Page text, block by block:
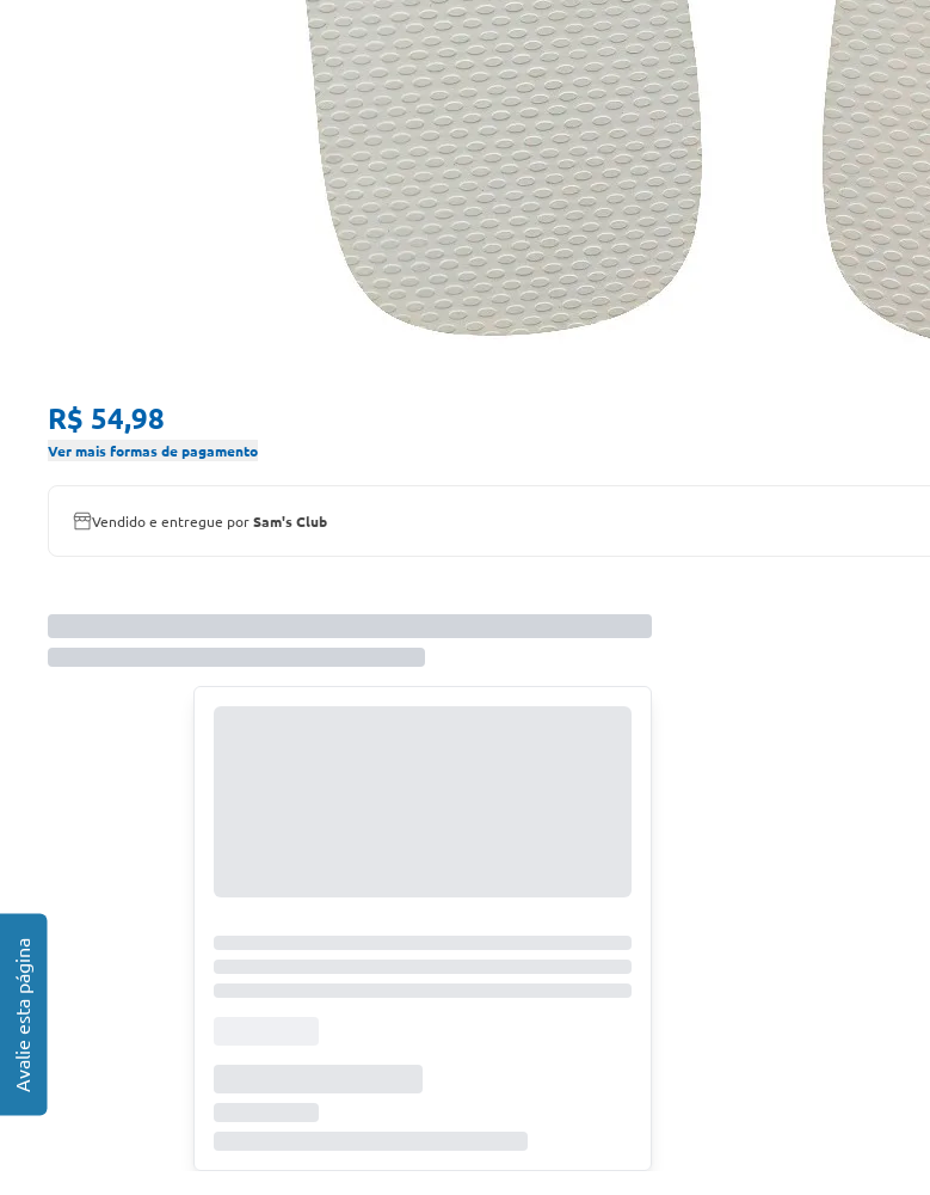
R$ 54,98
Ver mais formas de pagamento
Vendido e entregue porSam's Club